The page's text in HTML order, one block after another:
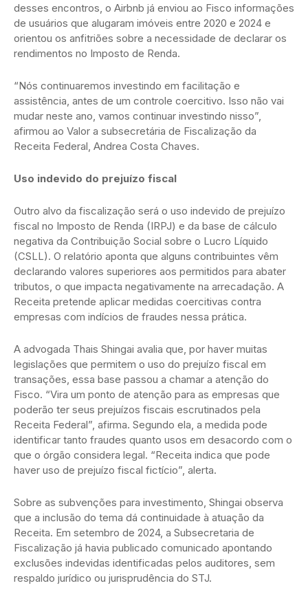
desses encontros, o Airbnb já enviou ao Fisco informações
de usuários que alugaram imóveis entre 2020 e 2024 e
orientou os anfitriões sobre a necessidade de declarar os
rendimentos no Imposto de Renda.
“Nós continuaremos investindo em facilitação e
assistência, antes de um controle coercitivo. Isso não vai
mudar neste ano, vamos continuar investindo nisso”,
afirmou ao Valor a subsecretária de Fiscalização da
Receita Federal, Andrea Costa Chaves.
Uso indevido do prejuízo fiscal
Outro alvo da fiscalização será o uso indevido de prejuízo
fiscal no Imposto de Renda (IRPJ) e da base de cálculo
negativa da Contribuição Social sobre o Lucro Líquido
(CSLL). O relatório aponta que alguns contribuintes vêm
declarando valores superiores aos permitidos para abater
tributos, o que impacta negativamente na arrecadação. A
Receita pretende aplicar medidas coercitivas contra
empresas com indícios de fraudes nessa prática.
A advogada Thais Shingai avalia que, por haver muitas
legislações que permitem o uso do prejuízo fiscal em
transações, essa base passou a chamar a atenção do
Fisco. “Vira um ponto de atenção para as empresas que
poderão ter seus prejuízos fiscais escrutinados pela
Receita Federal”, afirma. Segundo ela, a medida pode
identificar tanto fraudes quanto usos em desacordo com o
que o órgão considera legal. “Receita indica que pode
haver uso de prejuízo fiscal fictício”, alerta.
Sobre as subvenções para investimento, Shingai observa
que a inclusão do tema dá continuidade à atuação da
Receita. Em setembro de 2024, a Subsecretaria de
Fiscalização já havia publicado comunicado apontando
exclusões indevidas identificadas pelos auditores, sem
respaldo jurídico ou jurisprudência do STJ.